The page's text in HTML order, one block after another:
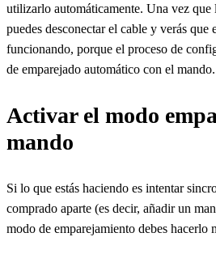
utilizarlo automáticamente. Una vez que
puedes desconectar el cable y verás que
funcionando, porque el proceso de
de emparejado automático con el mando.
Activar el modo
mando
Si lo que estás haciendo es intentar
comprado aparte (es decir, añadir un
modo de emparejamiento debes hacerlo